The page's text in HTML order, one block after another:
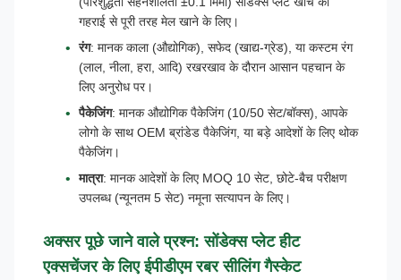
गहराई से पूरी तरह मेल खाने के लिए।
रंग: मानक काला (औद्योगिक), सफेद (खाद्य-ग्रेड), या कस्टम रंग
(लाल, नीला, हरा, आदि) रखरखाव के दौरान आसान पहचान के
लिए अनुरोध पर।
पैकेजिंग: मानक औद्योगिक पैकेजिंग (10/50 सेट/बॉक्स), आपके
लोगो के साथ OEM ब्रांडेड पैकेजिंग, या बड़े आदेशों के लिए थोक
पैकेजिंग।
मात्रा: मानक आदेशों के लिए MOQ 10 सेट, छोटे-बैच परीक्षण
उपलब्ध (न्यूनतम 5 सेट) नमूना सत्यापन के लिए।
अक्सर पूछे जाने वाले प्रश्न: सोंडेक्स प्लेट हीट
एक्सचेंजर के लिए ईपीडीएम रबर सीलिंग गैस्केट